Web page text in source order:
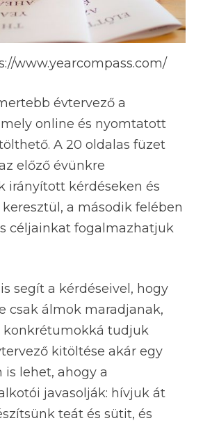
www.yearcompass.com/
évtervező a
mely online és nyomtatott
A 20 oldalas füzet
előző évünkre
irányított kérdéseken és
a második felében
céljainkat fogalmazhatjuk
segít a kérdéseivel, hogy
csak álmok maradjanak,
konkrétumokká tudjuk
kitöltése akár egy
is lehet, ahogy a
javasolják: hívjuk át
teát és sütit, és